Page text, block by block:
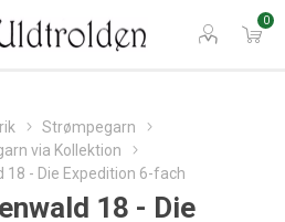
0
Strømpegarn
via Kollektion
18 - Die Expedition 6-fach
18 - Die